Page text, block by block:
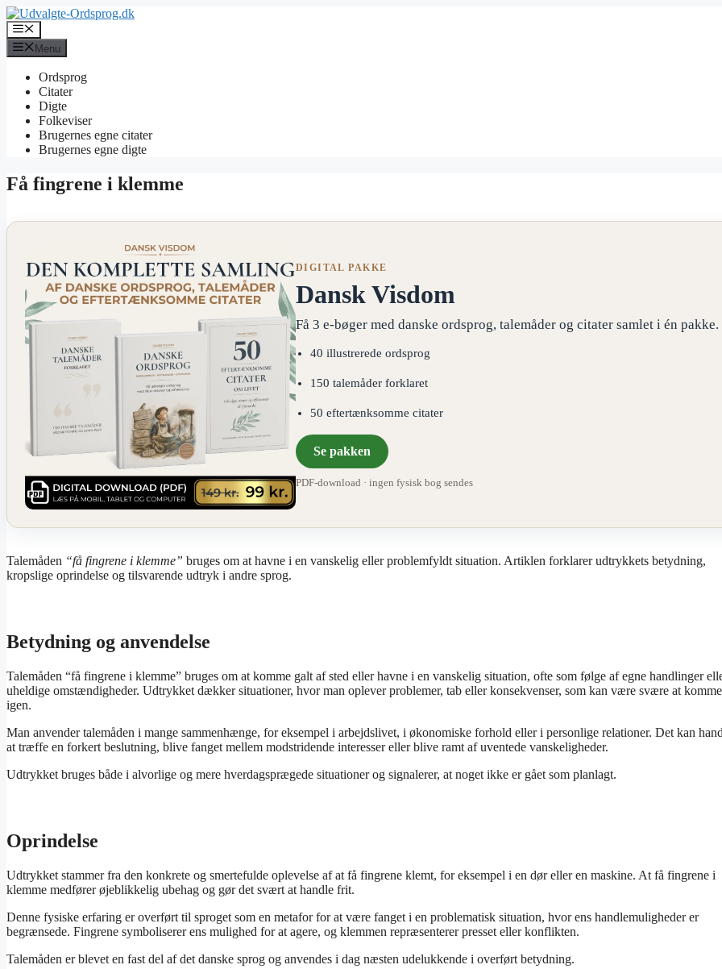
Hop
til
indhold
Menu
Menu
Ordsprog
Citater
Digte
Folkeviser
Brugernes egne citater
Brugernes egne digte
Få fingrene i klemme
DIGITAL PAKKE
Dansk Visdom
Få 3 e-bøger med danske ordsprog, talemåder og citater samlet i én pakke.
40 illustrerede ordsprog
150 talemåder forklaret
50 eftertænksomme citater
Se pakken
PDF-download · ingen fysisk bog sendes
Talemåden “få fingrene i klemme” bruges om at havne i en vanskelig eller problemfyldt situation. Artiklen forklarer udtrykkets betydning,
kropslige oprindelse og tilsvarende udtryk i andre sprog.
Betydning og anvendelse
Talemåden “få fingrene i klemme” bruges om at komme galt af sted eller havne i en vanskelig situation, ofte som følge af egne handlinger
uheldige omstændigheder. Udtrykket dækker situationer, hvor man oplever problemer, tab eller konsekvenser, som kan være svære at
igen.
Man anvender talemåden i mange sammenhænge, for eksempel i arbejdslivet, i økonomiske forhold eller i personlige relationer. Det kan
at træffe en forkert beslutning, blive fanget mellem modstridende interesser eller blive ramt af uventede vanskeligheder.
Udtrykket bruges både i alvorlige og mere hverdagsprægede situationer og signalerer, at noget ikke er gået som planlagt.
Oprindelse
Udtrykket stammer fra den konkrete og smertefulde oplevelse af at få fingrene klemt, for eksempel i en dør eller en maskine. At få fingrene i
klemme medfører øjeblikkelig ubehag og gør det svært at handle frit.
Denne fysiske erfaring er overført til sproget som en metafor for at være fanget i en problematisk situation, hvor ens handlemuligheder er
begrænsede. Fingrene symboliserer ens mulighed for at agere, og klemmen repræsenterer presset eller konflikten.
Talemåden er blevet en fast del af det danske sprog og anvendes i dag næsten udelukkende i overført betydning.